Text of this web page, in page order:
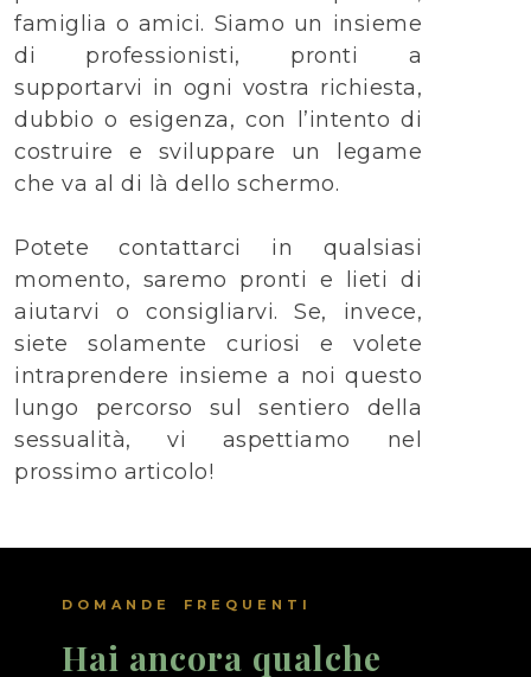
famiglia o amici. Siamo un insieme
di professionisti, pronti a
supportarvi in ogni vostra richiesta,
dubbio o esigenza, con l’intento di
costruire e sviluppare un legame
che va al di là dello schermo.
Potete contattarci in qualsiasi
momento, saremo pronti e lieti di
aiutarvi o consigliarvi. Se, invece,
siete solamente curiosi e volete
intraprendere insieme a noi questo
lungo percorso sul sentiero della
sessualità, vi aspettiamo nel
prossimo articolo!
DOMANDE FREQUENTI
Hai ancora qualche